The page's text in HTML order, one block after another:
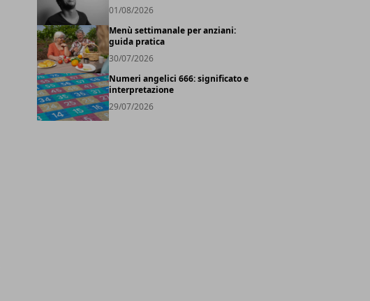
01/08/2026
Menù settimanale per anziani:
guida pratica
30/07/2026
Numeri angelici 666: significato e
interpretazione
29/07/2026